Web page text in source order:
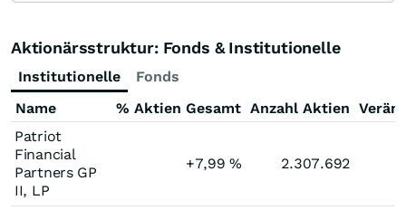
Aktionärsstruktur: Fonds & Institutionelle
Institutionelle
Fonds
Name
% Aktien Gesamt Anzahl Aktien
Patriot
Financial
Partners GP
II, LP
+7,99% 2.307.692